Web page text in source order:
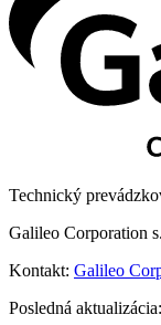
Technický
Galileo Corporation
Kontakt: Galileo
Posledná